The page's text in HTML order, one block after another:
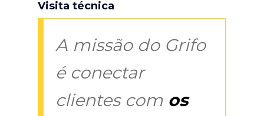
Visita técnica
A missão do Grifo
é conectar
clientes com os